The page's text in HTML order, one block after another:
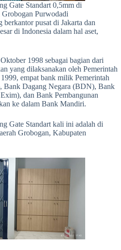
Gate Standart 0,5mm di
Purwodadi
pusat di Jakarta dan
di Indonesia dalam hal aset,
1998 sebagai bagian dari
yang dilaksanakan oleh Pemerintah
empat bank milik Pemerintah
Dagang Negara (BDN), Bank
dan Bank Pembangunan
ke dalam Bank Mandiri.
Gate Standart kali ini adalah di
Grobogan, Kabupaten